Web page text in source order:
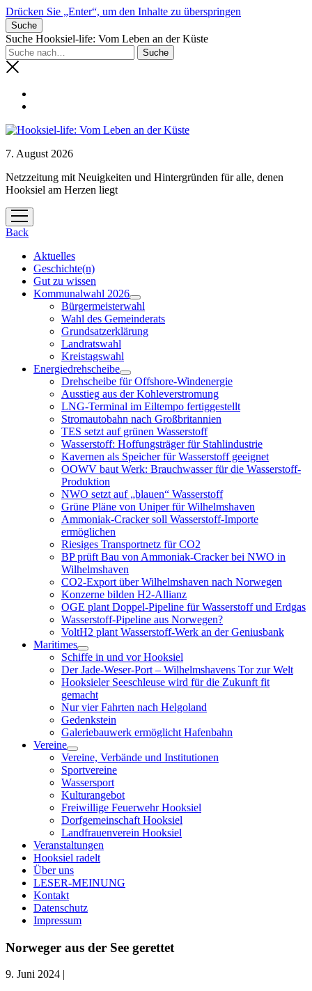
Drücken Sie „Enter“, um den Inhalte zu überspringen
Suche
Suche Hooksiel-life: Vom Leben an der Küste
7. August 2026
Netzzeitung mit Neuigkeiten und Hintergründen für alle, denen
Hooksiel am Herzen liegt
Menü
öffnen
Back
Aktuelles
Geschichte(n)
Gut zu wissen
Kommunalwahl 2026
Menü
öffnen
Bürgermeisterwahl
Wahl des Gemeinderats
Grundsatzerklärung
Landratswahl
Kreistagswahl
Energiedrehscheibe
Menü
öffnen
Drehscheibe für Offshore-Windenergie
Ausstieg aus der Kohleverstromung
LNG-Terminal im Eiltempo fertiggestellt
Stromautobahn nach Großbritannien
TES setzt auf grünen Wasserstoff
Wasserstoff: Hoffungsträger für Stahlindustrie
Kavernen als Speicher für Wasserstoff geeignet
OOWV baut Werk: Brauchwasser für die Wasserstoff-
Produktion
NWO setzt auf „blauen“ Wasserstoff
Grüne Pläne von Uniper für Wilhelmshaven
Ammoniak-Cracker soll Wasserstoff-Importe
ermöglichen
Riesiges Transportnetz für CO2
BP prüft Bau von Ammoniak-Cracker bei NWO in
Wilhelmshaven
CO2-Export über Wilhelmshaven nach Norwegen
Konzerne bilden H2-Allianz
OGE plant Doppel-Pipeline für Wasserstoff und Erdgas
Wasserstoff-Pipeline aus Norwegen?
VoltH2 plant Wasserstoff-Werk an der Geniusbank
Maritimes
Menü
öffnen
Schiffe in und vor Hooksiel
Der Jade-Weser-Port – Wilhelmshavens Tor zur Welt
Hooksieler Seeschleuse wird für die Zukunft fit
gemacht
Nur vier Fahrten nach Helgoland
Gedenkstein
Galeriebauwerk ermöglicht Hafenbahn
Vereine
Menü
öffnen
Vereine, Verbände und Institutionen
Sportvereine
Wassersport
Kulturangebot
Freiwillige Feuerwehr Hooksiel
Dorfgemeinschaft Hooksiel
Landfrauenverein Hooksiel
Veranstaltungen
Hooksiel radelt
Über uns
LESER-MEINUNG
Kontakt
Datenschutz
Impressum
Norweger aus der See gerettet
9. Juni 2024 |